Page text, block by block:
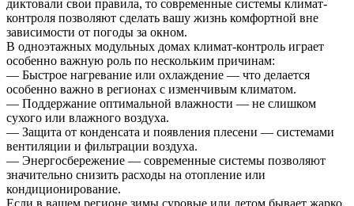
диктовали свои правила, то современные системы климат-
контроля позволяют сделать вашу жизнь комфортной вне
зависимости от погоды за окном.
В одноэтажных модульных домах климат-контроль играет
особенно важную роль по нескольким причинам:
— Быстрое нагревание или охлаждение — что делается
особенно важно в регионах с изменчивым климатом.
— Поддержание оптимальной влажности — не слишком
сухого или влажного воздуха.
— Защита от конденсата и появления плесени — системами
вентиляции и фильтрации воздуха.
— Энергосбережение — современные системы позволяют
значительно снизить расходы на отопление или
кондиционирование.